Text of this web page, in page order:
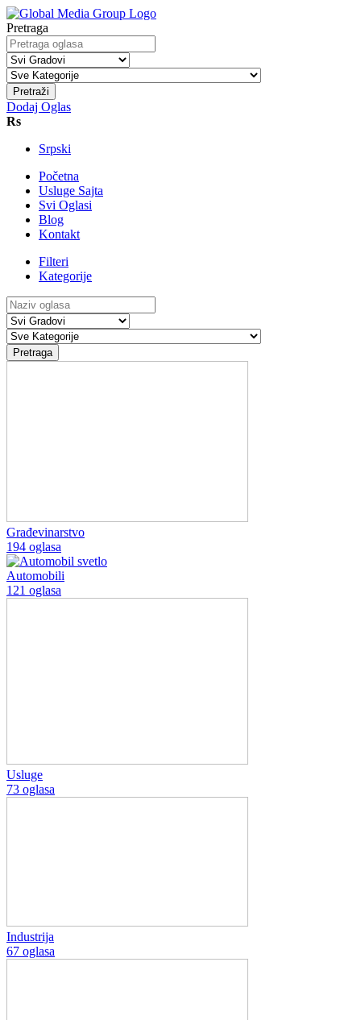
Pretraga
Pretraži
Dodaj Oglas
Rs
Srpski
Početna
Usluge Sajta
Svi Oglasi
Blog
Kontakt
Filteri
Kategorije
Pretraga
Građevinarstvo
194 oglasa
Automobili
121 oglasa
Usluge
73 oglasa
Industrija
67 oglasa